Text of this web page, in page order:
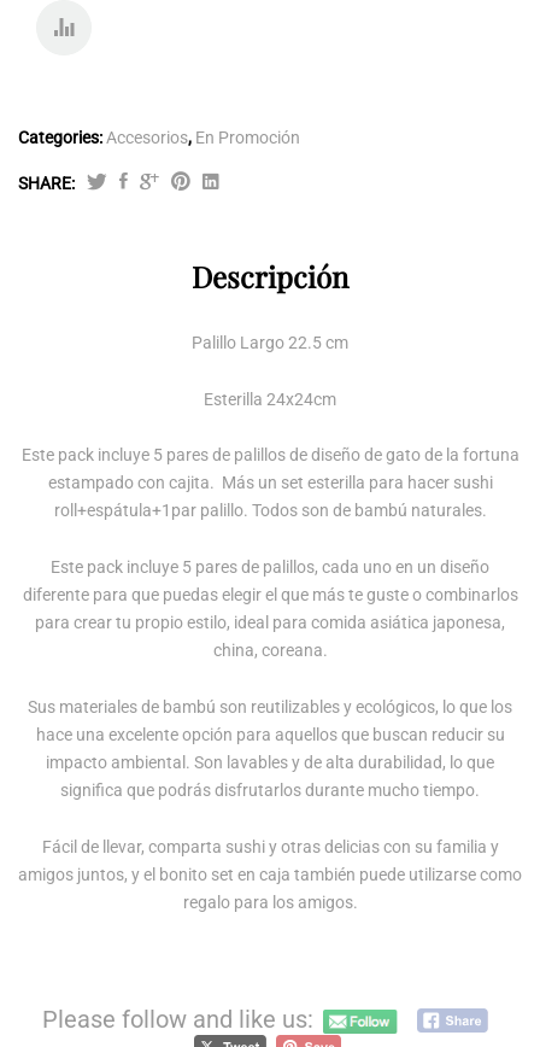
ROLL
BAMBÚ
COMP
Categories: Accesorios, En Promoción
SHARE:
Descripción
Palillo Largo 22.5 cm
Esterilla 24x24cm
Este pack incluye 5 pares de palillos de diseño de gato de la fortuna
estampado con cajita. Más un set esterilla para hacer sushi
roll+espátula+1par palillo. Todos son de bambú naturales.
Este pack incluye 5 pares de palillos, cada uno en un diseño
diferente para que puedas elegir el que más te guste o combinarlos
para crear tu propio estilo, ideal para comida asiática japonesa,
china, coreana.
Sus materiales de bambú son reutilizables y ecológicos, lo que los
hace una excelente opción para aquellos que buscan reducir su
impacto ambiental. Son lavables y de alta durabilidad, lo que
significa que podrás disfrutarlos durante mucho tiempo.
Fácil de llevar, comparta sushi y otras delicias con su familia y
amigos juntos, y el bonito set en caja también puede utilizarse como
regalo para los amigos.
Please follow and like us: